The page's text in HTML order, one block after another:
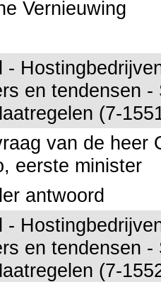
Vernieuwing
-
en tendensen
(7-
van de heer
eerste minister
antwoord
-
en tendensen
(7-